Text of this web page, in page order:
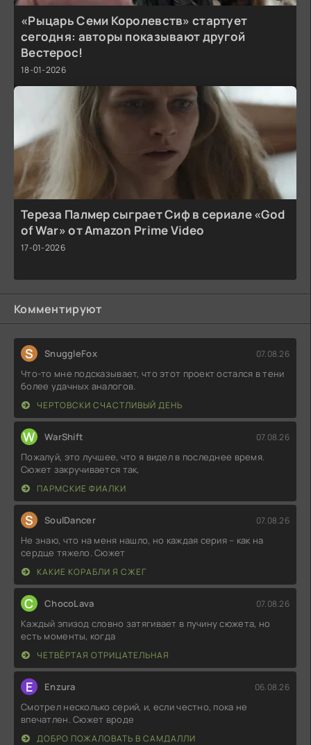
«Рыцарь Семи Королевств» стартует
сегодня: авторы показывают другой
Вестерос!
18-01-2026
Тереза Палмер сыграет Сиф в сериале «God
of War» от Amazon Prime Video
17-01-2026
Комментируют
S SnuggleFox 07.08.26
Что-то мне подсказывает, что этот проект остался в тени
более удачных аналогов.
ЧЕРТОВСКИ СЧАСТЛИВЫЙ ДЕНЬ
W WarShift 07.08.26
Пожалуй, это лучшее, что я видел в последнее время.
Сюжет закручивается так,
ПАРМСКИЕ ФИАЛКИ
S SoulDancer 07.08.26
Не знаю, что на меня нашло, но каждая серия – как на
сердце тяжело. Сюжет
КАКИЕ КОРАБЛИ Я СЖЕГ
C ChocoLava 07.08.26
Каждый эпизод словно затягивает в пучину сюжета, но
есть моменты, когда
ЧЕТВЁРТАЯ ОТРИЦАТЕЛЬНАЯ
E Enzura 06.08.26
Смотрел несколько серий, и, если честно, пока не
впечатлен. Сюжет вроде
ДОБРО ПОЖАЛОВАТЬ В САМДАЛЛИ